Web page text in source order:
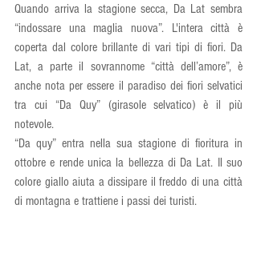
Quando arriva la stagione secca, Da Lat sembra
“indossare una maglia nuova”. L'intera città è
coperta dal colore brillante di vari tipi di fiori. Da
Lat, a parte il sovrannome “città dell’amore”, è
anche nota per essere il paradiso dei fiori selvatici
tra cui “Da Quy” (girasole selvatico) è il più
notevole.
“Da quy” entra nella sua stagione di fioritura in
ottobre e rende unica la bellezza di Da Lat. Il suo
colore giallo aiuta a dissipare il freddo di una città
di montagna e trattiene i passi dei turisti.